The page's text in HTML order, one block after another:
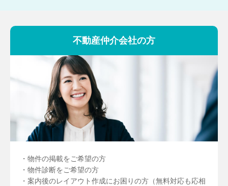
不動産仲介会社の方
・物件の掲載をご希望の方
・物件診断をご希望の方
・案内後のレイアウト作成にお困りの方（無料対応も応相